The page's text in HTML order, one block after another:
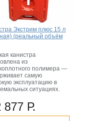
Экстрим плюс 15 л
(реальный объём
канистра
из
полимера —
самую
эксплуатацию в
ситуациях.
877 Р.